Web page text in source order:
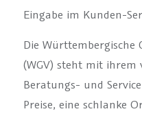
Eingabe im Kunden-
Die Württembergische
(WGV) steht mit ihrem
Beratungs- und
Preise, eine schlanke